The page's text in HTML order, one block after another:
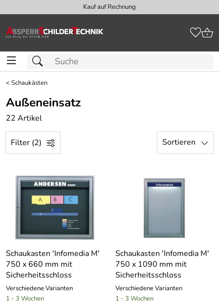
Kauf auf Rechnung
<Schaukästen
Außeneinsatz
22 Artikel
Filter (2) Sortieren
Schaukasten ′Infomedia M′
750 x 660 mm mit
Sicherheitsschloss
Verschiedene Varianten
1 - 3 Wochen
Schaukasten ′Infomedia M′
750 x 1090 mm mit
Sicherheitsschloss
Verschiedene Varianten
1 - 3 Wochen